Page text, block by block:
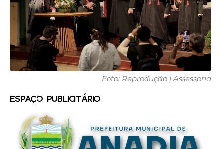
Foto: Reprodução | Assessoria
ESPAÇO PUBLICITÁRIO